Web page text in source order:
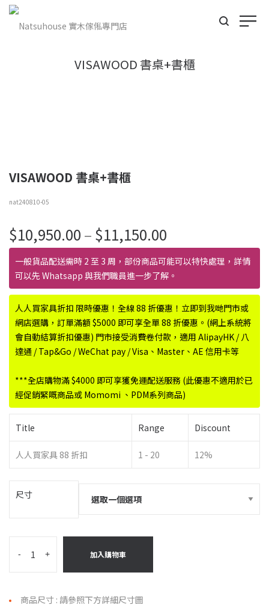
VISAWOOD 書桌+書櫃
VISAWOOD 書桌+書櫃
nat240810-05
$10,950.00 – $11,150.00
格
範
圍：
$10,950.00
到
$11,150.00
一般貨品配送需時 2 至 3 周，部份商品可能可以特快處理，詳情
可以先 Whatsapp 與我們職員進一步了解。
人人買家具折扣 限時優惠！全線 88 折優惠！立即到我哋門市或
網店選購，訂單滿額 $5000 即可享全單 88 折優惠。(網上系統將
會自動結算折扣優惠) 門市接受消費卷付款，適用 AlipayHK / 八
達通 / Tap&Go / WeChat pay / Visa、Master、AE 信用卡等
***全店購物滿 $4000 即可享獲免運配送服務 (此優惠不適用於已
經促銷緊嘅商品或 Momomi 、PDM系列商品)
Title Range Discount
人人買家具 88 折扣 1 - 20 12%
尺寸
- + 加入購物車
商品尺寸 : 請參照下方詳細尺寸圖